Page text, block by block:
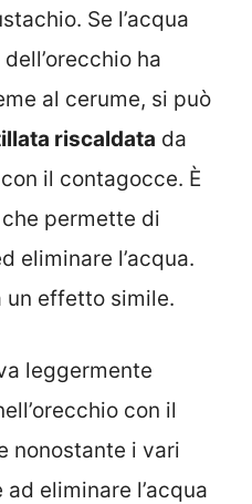
Se l’acqua
ha
al cerume, si può
riscaldata da
il contagocce. È
permette di
eliminare l’acqua.
un effetto simile.
leggermente
con il
nonostante i vari
eliminare l’acqua